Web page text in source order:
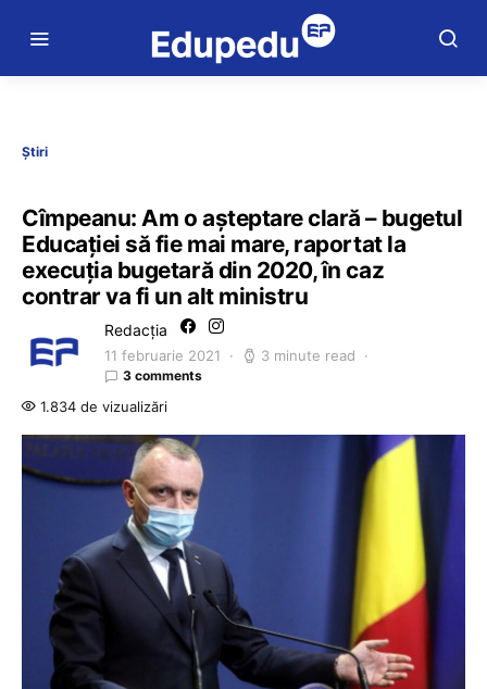
Știri
Cîmpeanu: Am o așteptare clară – bugetul
Educației să fie mai mare, raportat la
execuția bugetară din 2020, în caz
contrar va fi un alt ministru
Redacția
11 februarie 2021 3 minute read
3 comments
1.834 de vizualizări